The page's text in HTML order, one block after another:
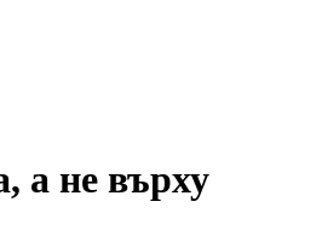
а не върху